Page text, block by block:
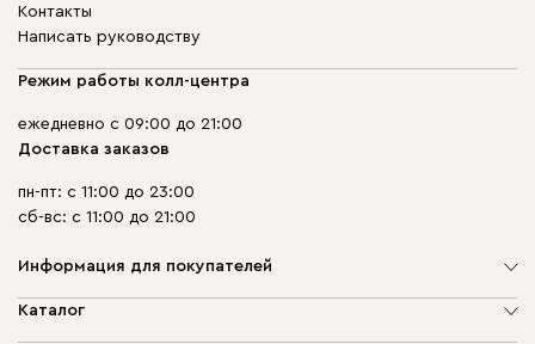
Контакты
Написать руководству
Режим работы колл-центра
ежедневно с 09:00 до 21:00
Доставка заказов
пн-пт: с 11:00 до 23:00
сб-вс: с 11:00 до 21:00
Информация для покупателей
О компании
Каталог